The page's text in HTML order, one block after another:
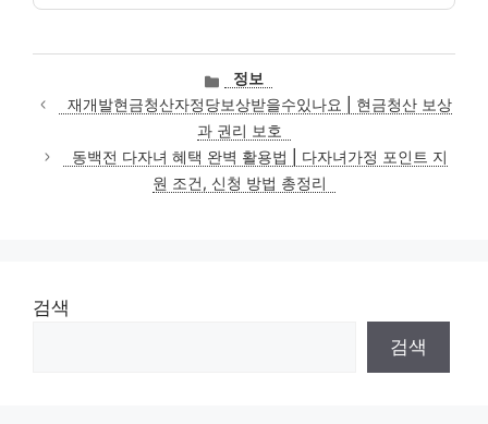
카
테
고
리
정보
재개발현금청산자정당보상받을수있나요 | 현금청산 보상
과 권리 보호
동백전 다자녀 혜택 완벽 활용법 | 다자녀가정 포인트 지
원 조건, 신청 방법 총정리
검색
검색